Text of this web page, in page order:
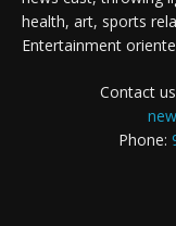
health, art, sports
Entertainment
Contact
Phone: